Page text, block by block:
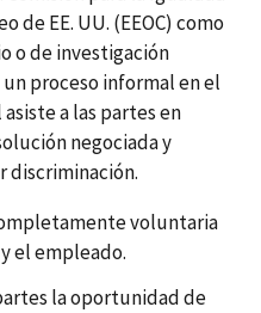
de EE. UU. (EEOC) como
o de investigación
proceso informal en el
a las partes en
negociada y
discriminación.
voluntaria
el empleado.
la oportunidad de